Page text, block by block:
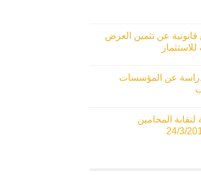
قانونية عن تثمين العرض
عن المؤسسات
لنقابة المحامين